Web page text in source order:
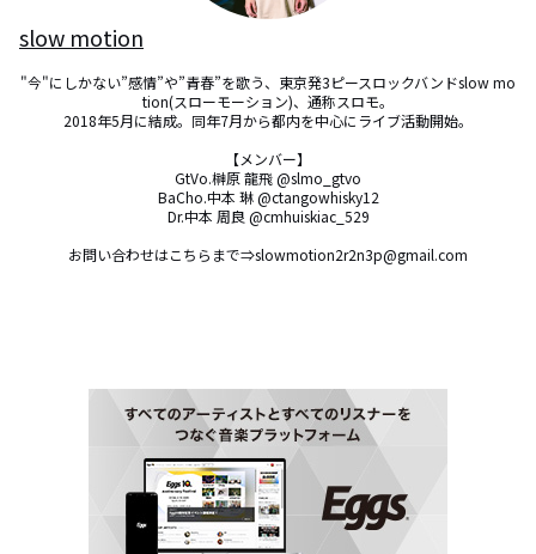
slow motion
"今"にしかない”感情”や”青春”を歌う、東京発3ピースロックバンドslow mo
tion(スローモーション)、通称スロモ。
2018年5月に結成。同年7月から都内を中心にライブ活動開始。
【メンバー】
GtVo.榊原 龍飛 @slmo_gtvo
BaCho.中本 琳 @ctangowhisky12
Dr.中本 周良 @cmhuiskiac_529
お問い合わせはこちらまで⇒slowmotion2r2n3p@gmail.com